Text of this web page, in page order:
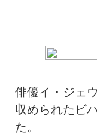
俳優イ・ジェ
収められたビ
た。